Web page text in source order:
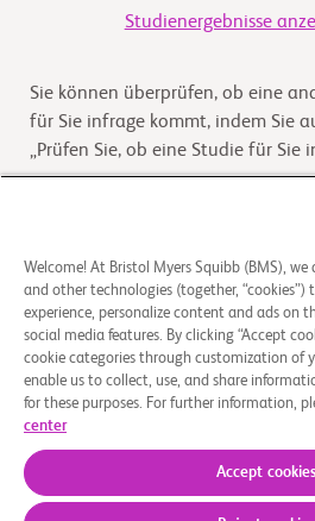
Studienergebnisse
Sie können überprüfen, ob eine
für Sie infrage kommt, indem Sie
„Prüfen Sie, ob eine Studie für Sie
Überblick
The purpose of this study is to
tolerability of BMS-986406
combination with nivolumab in
Welcome! At Bristol Myers Squibb (BMS), we
and other technologies (together, “cookies”)
experience, personalize content and ads on
social media features. By clicking “Accept
cookie categories through customization of
enable us to collect, use, and share
for these purposes. For further information,
center
Accept cookies